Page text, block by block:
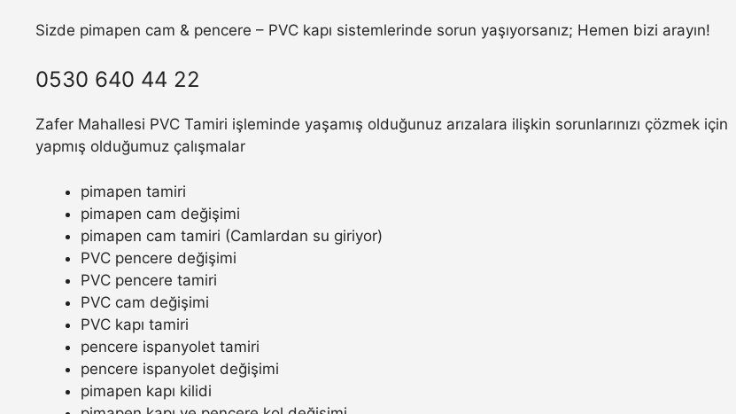
Sizde pimapen cam & pencere – PVC kapı sistemlerinde sorun yaşıyorsanız; Hemen bizi arayın!
0530 640 44 22
Zafer Mahallesi PVC Tamiri işleminde yaşamış olduğunuz arızalara ilişkin sorunlarınızı çözmek için
yapmış olduğumuz çalışmalar
pimapen tamiri
pimapen cam değişimi
pimapen cam tamiri (Camlardan su giriyor)
PVC pencere değişimi
PVC pencere tamiri
PVC cam değişimi
PVC kapı tamiri
pencere ispanyolet tamiri
pencere ispanyolet değişimi
pimapen kapı kilidi